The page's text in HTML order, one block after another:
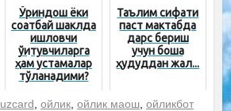
Ўриндош ёки
соатбай шаклда
ишловчи
ўқитувчиларга
ҳам устамалар
тўланадими?
Таълим сифати
паст мактабда
дарс бериш
учун бошқа
ҳудуддан жал...
uzcard ойлик, ойлик маош, ойликбот